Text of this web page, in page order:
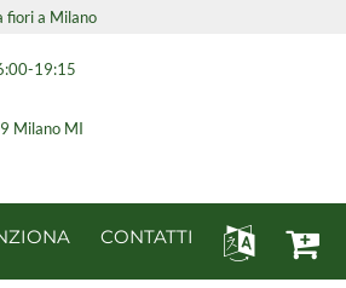
fiori a Milano
19:15
Milano MI
CONTATTI